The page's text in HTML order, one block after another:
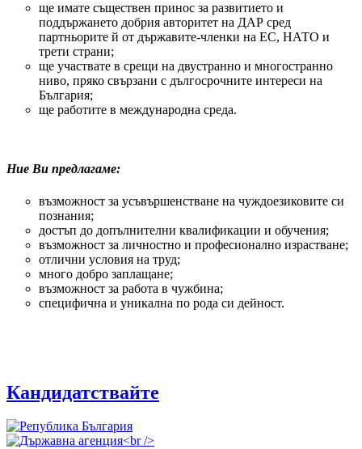
ще имате съществен принос за развитието и
поддържането добрия авторитет на ДАР сред
партньорите й от държавите-членки на ЕС, НАТО и
трети страни;
ще участвате в срещи на двустранно и многостранно
ниво, пряко свързани с дългосрочните интереси на
България;
ще работите в международна среда.
Ние Ви предлагаме:
възможност за усъвършенстване на чуждоезиковите си
познания;
достъп до допълнителни квалификации и обучения;
възможност за личностно и професионално израстване;
отлични условия на труд;
много добро заплащане;
възможност за работа в чужбина;
специфична и уникална по рода си дейност.
Кандидатствайте